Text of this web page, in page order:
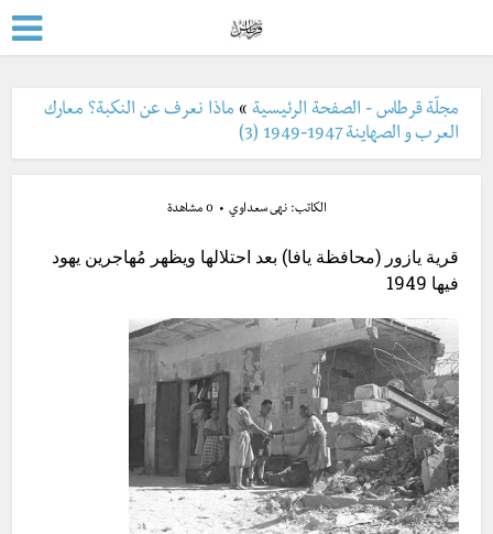
مجلّة قرطاس - الصفحة الرئيسية » ماذا نعرف عن النكبة؟ معارك
العرب و الصهاينة 1947-1949 (3)
الكاتب:نهى سعداوي 0 مشاهدة
قرية يازور (محافظة يافا) بعد احتلالها ويظهر مُهاجرين يهود
فيها 1949